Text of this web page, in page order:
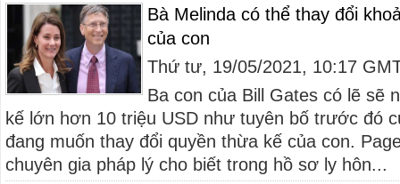
Bà Melinda có thể thay đổi
của con
Thứ tư, 19/05/2021, 10:17
Ba con của Bill Gates có lẽ sẽ
kế lớn hơn 10 triệu USD như tuyên bố trước đó
đang muốn thay đổi quyền thừa kế của con.
chuyên gia pháp lý cho biết trong hồ sơ ly hôn...